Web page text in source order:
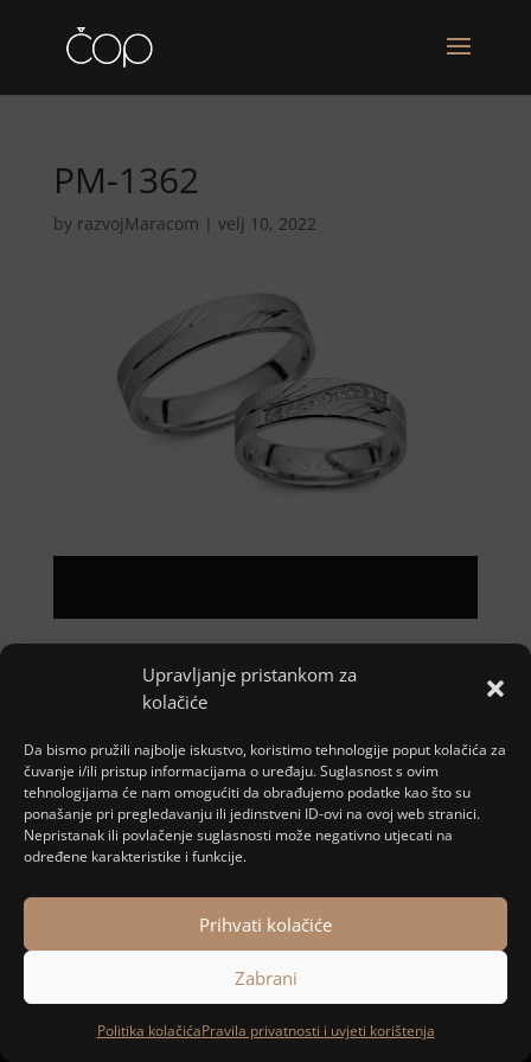
Upravljanje pristankom za
kolačiće
Da bismo pružili najbolje iskustvo, koristimo tehnologije poput kolačića za
čuvanje i/ili pristup informacijama o uređaju. Suglasnost s ovim
tehnologijama će nam omogućiti da obrađujemo podatke kao što su
ponašanje pri pregledavanju ili jedinstveni ID-ovi na ovoj web stranici.
Nepristanak ili povlačenje suglasnosti može negativno utjecati na
određene karakteristike i funkcije.
Prihvati kolačiće
Zabrani
Politika kolačićaPravila privatnosti i uvjeti korištenja
PM-1362
by razvojMaracom | velj 10, 2022
Nove objave
Najnoviji komentari
Nema komentara za prikaz.
Designed and developed by